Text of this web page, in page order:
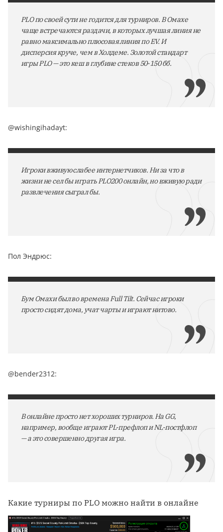
PLO по своей сути не годится для турниров. В Омахе
чаще встречаются раздачи, в которых лучшая линия не
равно максимально плюсовая линия по EV. И
дисперсия круче, чем в Холдеме. Золотой стандарт
игры PLO — это кеш в глубине стеков 50-150 бб.
@wishingihadayt:
Игроки вживую слабее интернетчиков. Ни за что в
жизни не сел бы играть PLO200 онлайн, но вживую ради
развлечения сыграл бы.
Пол Эндрюс:
Бум Омахи был во времена Full Tilt. Сейчас игроки
просто сидят дома, учат чарты и играют нитово.
@bender2312:
В онлайне просто нет хороших турниров. На GG,
например, вообще играют PL-префлоп и NL-постфлоп
— а это совершенно другая игра.
Какие турниры по PLO можно найти в онлайне